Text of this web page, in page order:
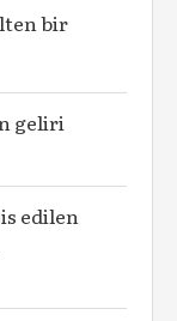
bir
geliri
edilen